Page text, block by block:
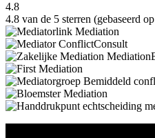
4.8
4.8 van de 5 sterren (gebaseerd op